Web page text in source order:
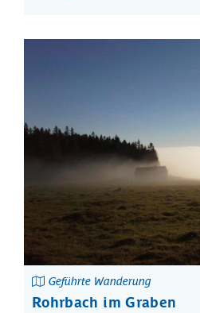
Geführte Wanderung
Rohrbach im Graben